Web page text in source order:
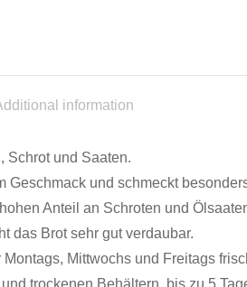
information
Schrot und Saaten.
Geschmack und schmeckt
Anteil an Schroten und
das Brot sehr gut verdaubar.
Mittwochs und Freitags
trockenen Behältern, bis zu 5